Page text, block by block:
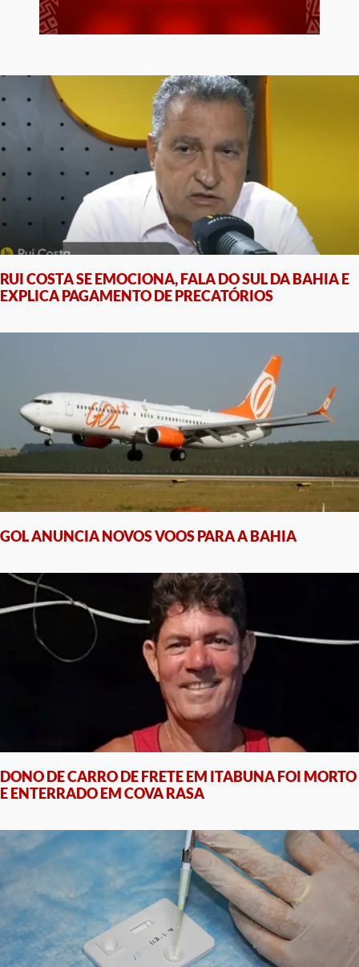
RUI COSTA SE EMOCIONA, FALA DO SUL DA BAHIA E
EXPLICA PAGAMENTO DE PRECATÓRIOS
GOL ANUNCIA NOVOS VOOS PARA A BAHIA
DONO DE CARRO DE FRETE EM ITABUNA FOI MORTO
E ENTERRADO EM COVA RASA